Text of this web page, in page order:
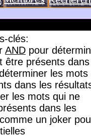
clés:
AND pour
être présents
les mots
dans les
les mots qui ne
dans les
un joker